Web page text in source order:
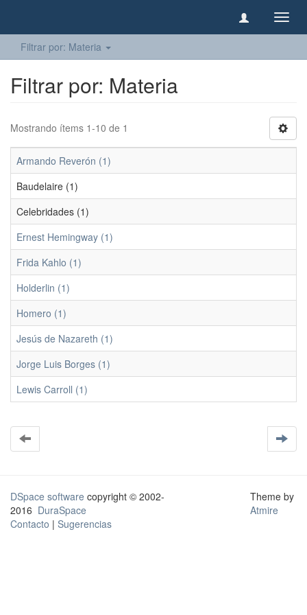
Filtrar por: Materia
Filtrar por: Materia
Mostrando ítems 1-10 de 1
Armando Reverón (1)
Baudelaire (1)
Celebridades (1)
Ernest Hemingway (1)
Frida Kahlo (1)
Holderlin (1)
Homero (1)
Jesús de Nazareth (1)
Jorge Luis Borges (1)
Lewis Carroll (1)
DSpace software copyright © 2002-
2016 DuraSpace
Contacto | Sugerencias
Theme by
Atmire